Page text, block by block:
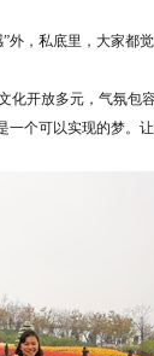
外，私底里，大家都
化开放多元，气氛包
一个可以实现的梦。